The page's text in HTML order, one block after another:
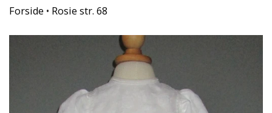
Webshop
Rundtosset med strik
Kontakt
Forside Rosie str. 68